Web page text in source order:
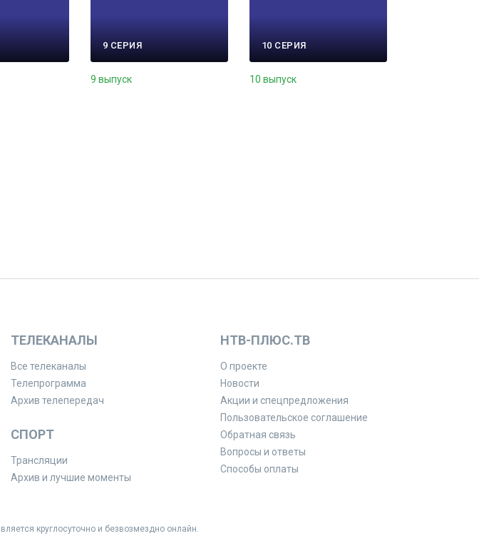
9 СЕРИЯ
9 выпуск
10 СЕРИЯ
10 выпуск
ТЕЛЕКАНАЛЫ
Все телеканалы
Телепрограмма
Архив телепередач
СПОРТ
Трансляции
Архив и лучшие моменты
НТВ-ПЛЮС.ТВ
О проекте
Новости
Акции и спецпредложения
Пользовательское соглашение
Обратная связь
Вопросы и ответы
Способы оплаты
круглосуточно и безвозмездно онлайн.